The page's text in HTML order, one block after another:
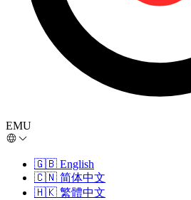
EMU
🇬🇧 English
🇨🇳 简体中文
🇭🇰 繁體中文